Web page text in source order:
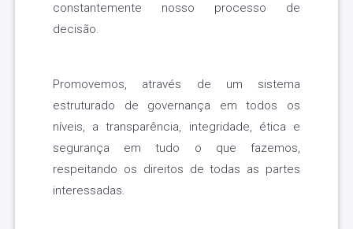
constantemente nosso processo de
decisão.
Promovemos, através de um sistema
estruturado de governança em todos os
níveis, a transparência, integridade, ética e
segurança em tudo o que fazemos,
respeitando os direitos de todas as partes
interessadas.